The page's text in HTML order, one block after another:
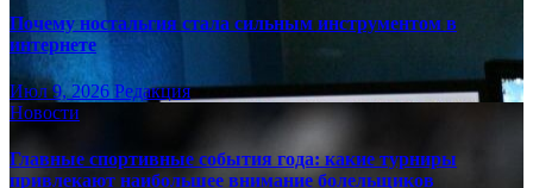
Почему ностальгия стала сильным инструментом в
интернете
Июл 9, 2026 Редакция
Новости
Главные спортивные события года: какие турниры
привлекают наибольшее внимание болельщиков